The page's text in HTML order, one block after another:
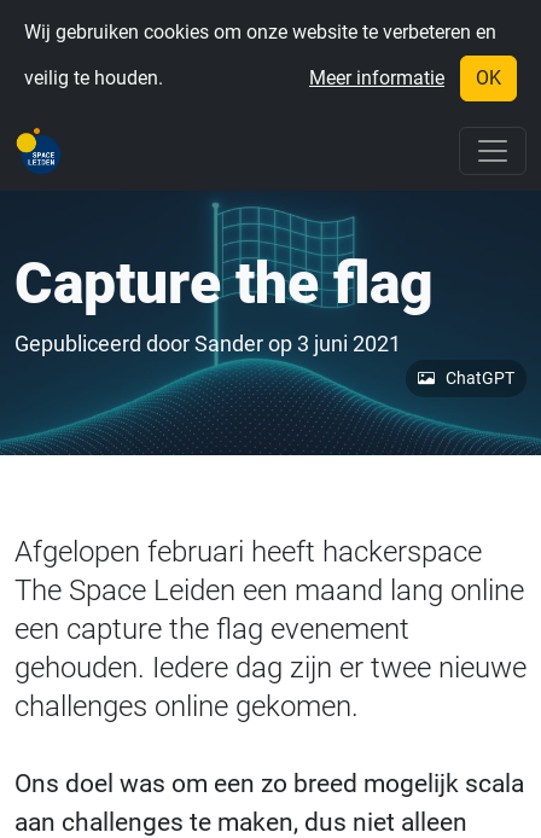
Wij gebruiken cookies om onze website te verbeteren en
veilig te houden.
OK
Meer informatie
Capture the flag
Gepubliceerd doorSanderop 3 juni 2021
ChatGPT
Afgelopen februari heeft hackerspace
The Space Leiden een maand lang online
een capture the flag evenement
gehouden. Iedere dag zijn er twee nieuwe
challenges online gekomen.
Ons doel was om een zo breed mogelijk scala
aan challenges te maken, dus niet alleen